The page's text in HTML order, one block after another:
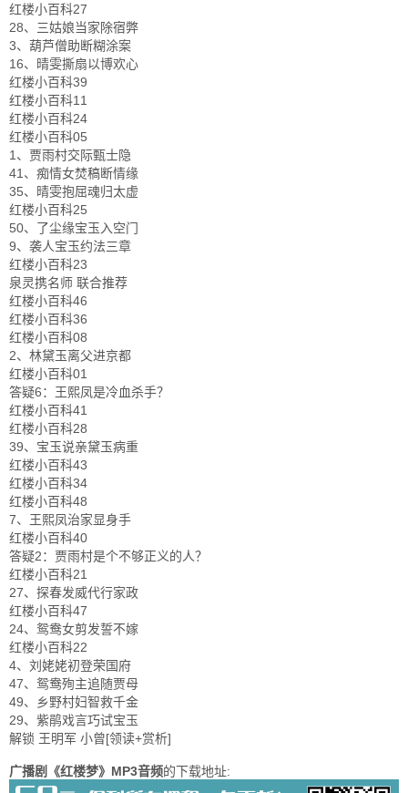
红楼小百科27
28、三姑娘当家除宿弊
3、葫芦僧助断糊涂案
16、晴雯撕扇以博欢心
红楼小百科39
红楼小百科11
红楼小百科24
红楼小百科05
1、贾雨村交际甄士隐
41、痴情女焚稿断情缘
35、晴雯抱屈魂归太虚
红楼小百科25
50、了尘缘宝玉入空门
9、袭人宝玉约法三章
红楼小百科23
泉灵携名师 联合推荐
红楼小百科46
红楼小百科36
红楼小百科08
2、林黛玉离父进京都
红楼小百科01
答疑6：王熙凤是冷血杀手？
红楼小百科41
红楼小百科28
39、宝玉说亲黛玉病重
红楼小百科43
红楼小百科34
红楼小百科48
7、王熙凤治家显身手
红楼小百科40
答疑2：贾雨村是个不够正义的人？
红楼小百科21
27、探春发威代行家政
红楼小百科47
24、鸳鸯女剪发誓不嫁
红楼小百科22
4、刘姥姥初登荣国府
47、鸳鸯殉主追随贾母
49、乡野村妇智救千金
29、紫鹃戏言巧试宝玉
解锁 王明军 小曾[领读+赏析]
广播剧《红楼梦》MP3音频的下载地址: